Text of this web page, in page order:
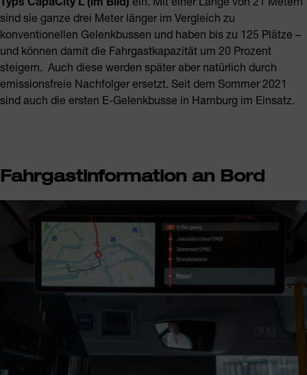
sind sie ganze drei Meter länger im Vergleich zu
konventionellen Gelenkbussen und haben bis zu 125 Plätze –
und können damit die Fahrgastkapazität um 20 Prozent
steigern. Auch diese werden später aber natürlich durch
emissionsfreie Nachfolger ersetzt. Seit dem Sommer 2021
sind auch die ersten E-Gelenkbusse in Hamburg im Einsatz.
Fahrgastinformation an Bord